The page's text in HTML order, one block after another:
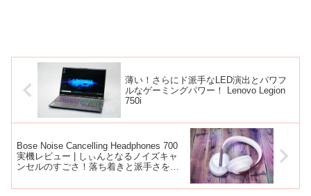
薄い！さらにド派手なLED演出とパワフ
ルなゲーミングパワー！ Lenovo Legion
750i
Bose Noise Cancelling Headphones 700
実機レビュー | しぃんとなるノイズキャ
ンセルのすごさ！落ち着きと派手さを持